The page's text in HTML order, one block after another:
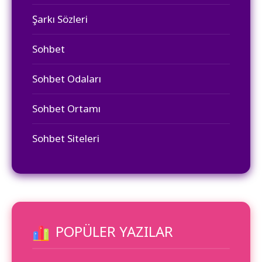
Şarkı Sözleri
Sohbet
Sohbet Odaları
Sohbet Ortamı
Sohbet Siteleri
POPÜLER YAZILAR